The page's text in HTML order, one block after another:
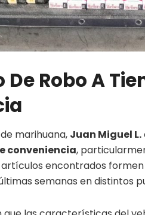
Robo A
marihuana, Juan Miguel L.
conveniencia,
encontrados
semanas en distintos